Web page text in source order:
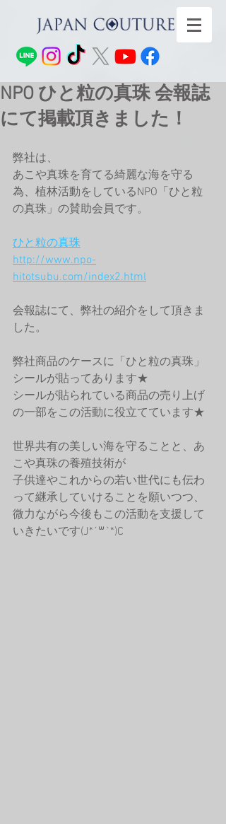
NPO ひと粒の真珠 会報誌
にて掲載頂きました！
弊社は、
あこや真珠を育てる綺麗な海を守る
為、植林活動をしているNPO「ひと粒
の真珠」の賛助会員です。
ひと粒の真珠
http://www.npo-
hitotsubu.com/index2.html
会報誌にて、弊社の紹介をして頂きま
した。
弊社商品のケースに「ひと粒の真珠」
シールが貼ってあります★
シールが貼られている商品の売り上げ
の一部をこの活動に役立てています★
世界共有の美しい海を守ることと、あ
こや真珠の養殖技術が
子供達やこれからの若い世代にも伝わ
って継承していけることを願いつつ、
微力ながら今後もこの活動を支援して
いきたいです(J*´꒳`*)C